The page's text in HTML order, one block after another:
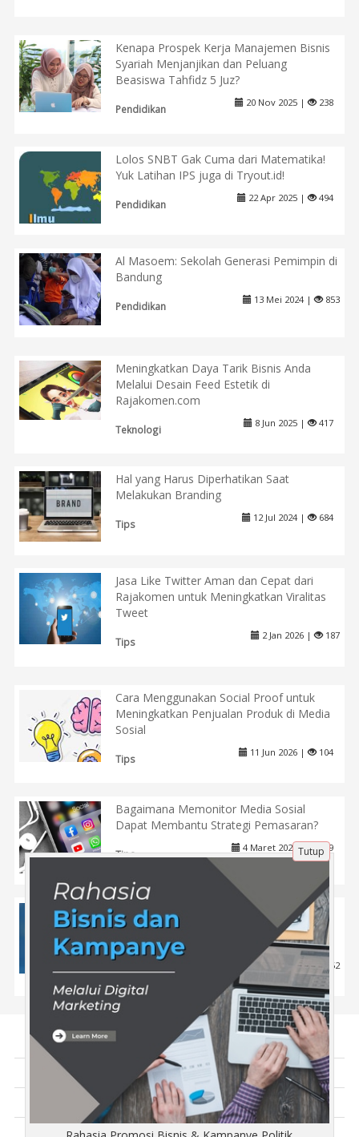
Kenapa Prospek Kerja Manajemen Bisnis
Syariah Menjanjikan dan Peluang
Beasiswa Tahfidz 5 Juz?
Pendidikan
20 Nov 2025 | 238
Lolos SNBT Gak Cuma dari Matematika!
Yuk Latihan IPS juga di Tryout.id!
Pendidikan
22 Apr 2025 | 494
Al Masoem: Sekolah Generasi Pemimpin di
Bandung
Pendidikan
13 Mei 2024 | 853
Meningkatkan Daya Tarik Bisnis Anda
Melalui Desain Feed Estetik di
Rajakomen.com
Teknologi
8 Jun 2025 | 417
Hal yang Harus Diperhatikan Saat
Melakukan Branding
Tips
12 Jul 2024 | 684
Jasa Like Twitter Aman dan Cepat dari
Rajakomen untuk Meningkatkan Viralitas
Tweet
Tips
2 Jan 2026 | 187
Cara Menggunakan Social Proof untuk
Meningkatkan Penjualan Produk di Media
Sosial
Tips
11 Jun 2026 | 104
Bagaimana Memonitor Media Sosial
Dapat Membantu Strategi Pemasaran?
Tips
4 Maret 2025 | 479
Strategi SEO Situs Web untuk Persaingan
2026 dalam Menghadapi Transformasi
Digital
Tips
20 Feb 2026 | 152
Tentang Kami
Artikel
Disclaimer
Tutup